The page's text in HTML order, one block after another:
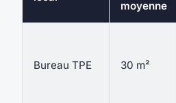
moyenne
Bureau TPE 30 m²